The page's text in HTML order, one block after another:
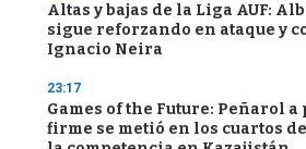
Altas y bajas de la Liga AUF:
sigue reforzando en ataque y
Ignacio Neira
23:17
Games of the Future: Peñarol a
firme se metió en los cuartos